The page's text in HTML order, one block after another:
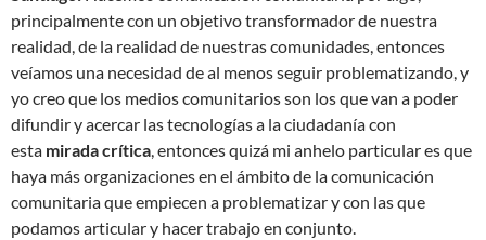
principalmente con un objetivo transformador de nuestra
realidad, de la realidad de nuestras comunidades, entonces
veíamos una necesidad de al menos seguir problematizando, y
yo creo que los medios comunitarios son los que van a poder
difundir y acercar las tecnologías a la ciudadanía con
esta mirada crítica, entonces quizá mi anhelo particular es que
haya más organizaciones en el ámbito de la comunicación
comunitaria que empiecen a problematizar y con las que
podamos articular y hacer trabajo en conjunto.